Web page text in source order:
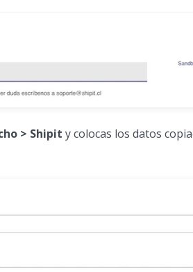
> Shipit y colocas los datos